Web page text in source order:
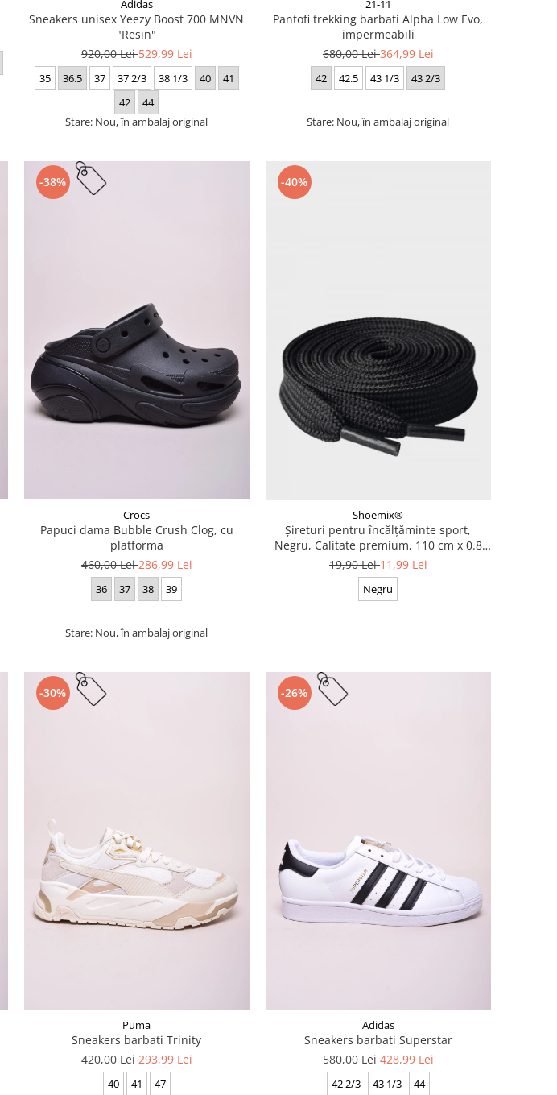
Adidas
Sneakers unisex Yeezy Boost 700 MNVN
"Resin"
920,00 Lei529,99 Lei
35 36.5 37 37 2/3 38 1/3 40
41
42
44
Stare: Nou, în ambalaj original
21-11
Pantofi trekking barbati Alpha Low Evo,
impermeabili
680,00 Lei364,99 Lei
42 42.5 43 1/3 43 2/3
Stare: Nou, în ambalaj original
-38%
Crocs
Papuci dama Bubble Crush Clog, cu
platforma
460,00 Lei286,99 Lei
36 37 38 39
Stare: Nou, în ambalaj original
-40%
Shoemix®
Șireturi pentru încălțăminte sport,
Negru, Calitate premium, 110 cm x 0.8
cm
19,90 Lei11,99 Lei
Negru
-30%
Puma
Sneakers barbati Trinity
420,00 Lei293,99 Lei
40 41 47
-26%
Adidas
Sneakers barbati Superstar
580,00 Lei428,99 Lei
42 2/3 43 1/3 44